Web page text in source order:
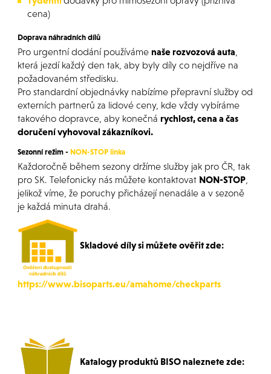
cena)
Doprava náhradních dílů
Pro urgentní dodání používáme naše rozvozová auta
která jezdí každý den tak, aby byly díly co nejdříve na
požadovaném středisku.
Pro standardní objednávky nabízíme přepravní služby od
externích partnerů za lidové ceny, kde vždy vybíráme
takového dopravce, aby konečná rychlost, cena a čas
doručení vyhovoval zákazníkovi.
Sezonní režim - NON-STOP linka
Každoročně během sezony držíme služby jak pro ČR, tak
pro SK. Telefonicky nás můžete kontaktovat NON-STOP,
jelikož víme, že poruchy přicházejí nenadále a v sezoně
je každá minuta drahá.
Skladové díly si můžete ověřit zde:
https://www.bisoparts.eu/amahome/checkparts
Katalogy produktů BISO naleznete zde: